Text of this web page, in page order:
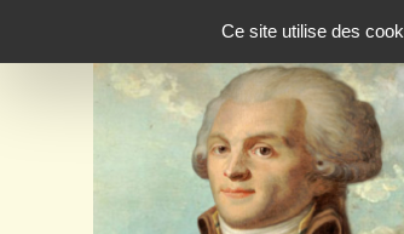
Ce site utilise des